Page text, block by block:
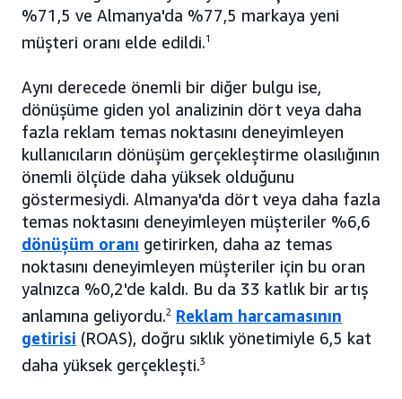
%71,5 ve Almanya'da %77,5 markaya yeni
müşteri oranı elde edildi.1
Aynı derecede önemli bir diğer bulgu ise,
dönüşüme giden yol analizinin dört veya daha
fazla reklam temas noktasını deneyimleyen
kullanıcıların dönüşüm gerçekleştirme olasılığının
önemli ölçüde daha yüksek olduğunu
göstermesiydi. Almanya'da dört veya daha fazla
temas noktasını deneyimleyen müşteriler %6,6
dönüşüm oranı getirirken, daha az temas
noktasını deneyimleyen müşteriler için bu oran
yalnızca %0,2'de kaldı. Bu da 33 katlık bir artış
anlamına geliyordu.2 Reklam harcamasının
getirisi (ROAS), doğru sıklık yönetimiyle 6,5 kat
daha yüksek gerçekleşti.3